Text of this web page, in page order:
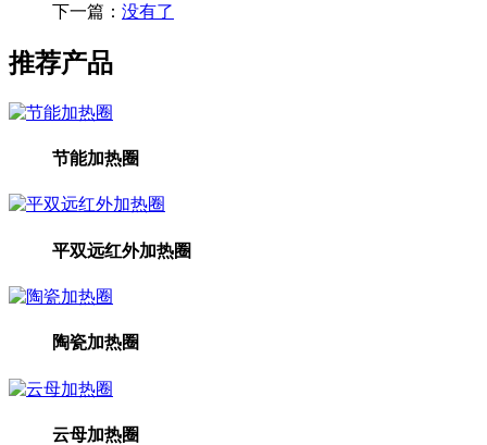
下一篇： 没有了
推荐产品
节能加热圈
平双远红外加热圈
陶瓷加热圈
云母加热圈